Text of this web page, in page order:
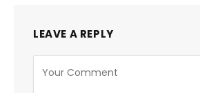
LEAVE A REPLY